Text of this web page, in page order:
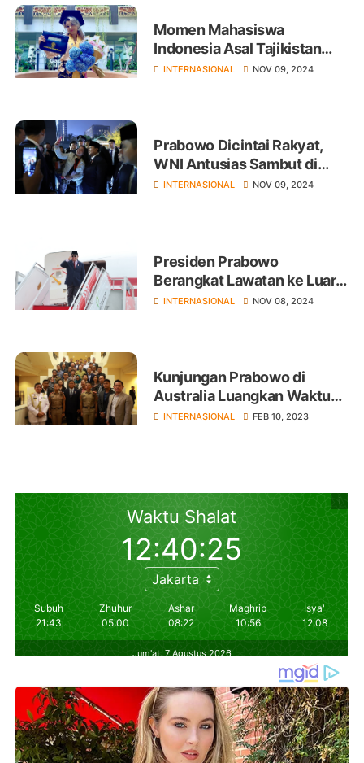
Momen Mahasiswa
Indonesia Asal Tajikistan
Lulus Studi di UNDIP
INTERNASIONAL NOV 09, 2024
Prabowo Dicintai Rakyat,
WNI Antusias Sambut di
Beijing
INTERNASIONAL NOV 09, 2024
Presiden Prabowo
Berangkat Lawatan ke Luar
Negeri Perkuat Hubungan
INTERNASIONAL NOV 08, 2024
Kunjungan Prabowo di
Australia Luangkan Waktu
Temui Mahasiswa Asal
INTERNASIONAL FEB 10, 2023